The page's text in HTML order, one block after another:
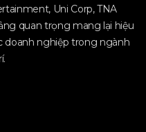
Uni Corp, TNA
quan trọng mang lại hiệu
doanh nghiệp trong ngành